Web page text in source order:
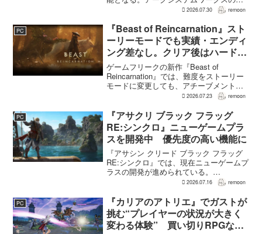
中丈嗣プロデューサーは、この人数につ
果だと説明。そのうえで、同社らし...
2026.07.30 remoon
PC
『Beast of Reincarnation』スト
ーリーモードでも実績・エンディ
ング差なし。クリア後はハード超
えのNEW GAME+も
ゲームフリークの新作『Beast of
Reincarnation』では、難度をストーリー
モードに変更しても、アチーブメントや
収集要素、エンディングに違いはない。
難度のNEW GAME+も用意されてい
る。...
2026.07.23 remoon
PC
『アサクリ ブラック フラッグ
RE:シンクロ』ニューゲームプラ
スを開発中 優先度の高い機能に
『アサシン クリード ブラック フラッグ
RE:シンクロ』では、現在ニューゲームプ
ラスの開発が進められている。
GamesRadar+によると、ゲームディレク
JorRaptor氏による...
2026.07.16 remoon
PC
『カリアのアトリエ』でガストが
挑む“プレイヤーの状況が大きく
変わる体験” 買い切りRPGなら